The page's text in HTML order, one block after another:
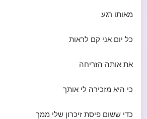
מאותו רגע
כל יום אני קם לראות
את אותה הזריחה
כי היא מזכירה לי אותך
כדי ששום פיסת זיכרון שלי ממך